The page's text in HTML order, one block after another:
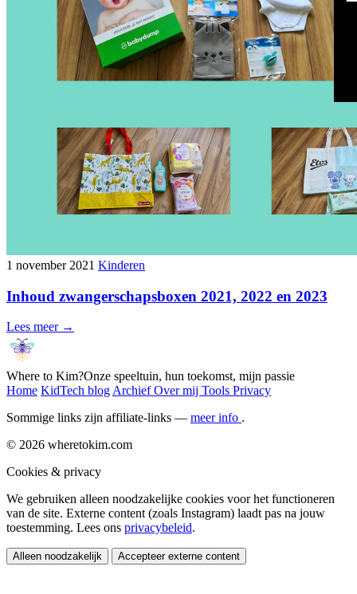
1 november 2021 Kinderen
Inhoud zwangerschapsboxen 2021, 2022 en 2023
Lees meer →
Where to Kim?Onze speeltuin, hun toekomst, mijn passie
Home KidTech blog ArchiefOver mij Tools Privacy
Sommige links zijn affiliate-links — meer info .
© 2026 wheretokim.com
Cookies & privacy
We gebruiken alleen noodzakelijke cookies voor het functioneren
van de site. Externe content (zoals Instagram) laadt pas na jouw
toestemming. Lees ons privacybeleid.
Alleen noodzakelijk Accepteer externe content